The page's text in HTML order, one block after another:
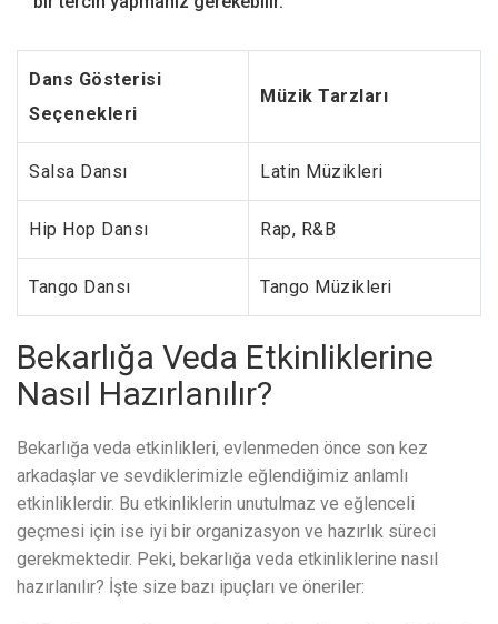
Dans Gösterisi
Seçenekleri
Müzik Tarzları
Salsa Dansı Latin Müzikleri
Hip Hop Dansı Rap, R&B
Tango Dansı Tango Müzikleri
Bekarlığa Veda Etkinliklerine
Nasıl Hazırlanılır?
Bekarlığa veda etkinlikleri, evlenmeden önce son kez
arkadaşlar ve sevdiklerimizle eğlendiğimiz anlamlı
etkinliklerdir. Bu etkinliklerin unutulmaz ve eğlenceli
geçmesi için ise iyi bir organizasyon ve hazırlık süreci
gerekmektedir. Peki, bekarlığa veda etkinliklerine nasıl
hazırlanılır? İşte size bazı ipuçları ve öneriler: